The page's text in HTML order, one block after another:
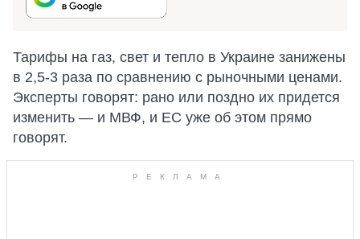
Тарифы на газ, свет и тепло в Украине занижены
в 2,5-3 раза по сравнению с рыночными ценами.
Эксперты говорят: рано или поздно их придется
изменить — и МВФ, и ЕС уже об этом прямо
говорят.